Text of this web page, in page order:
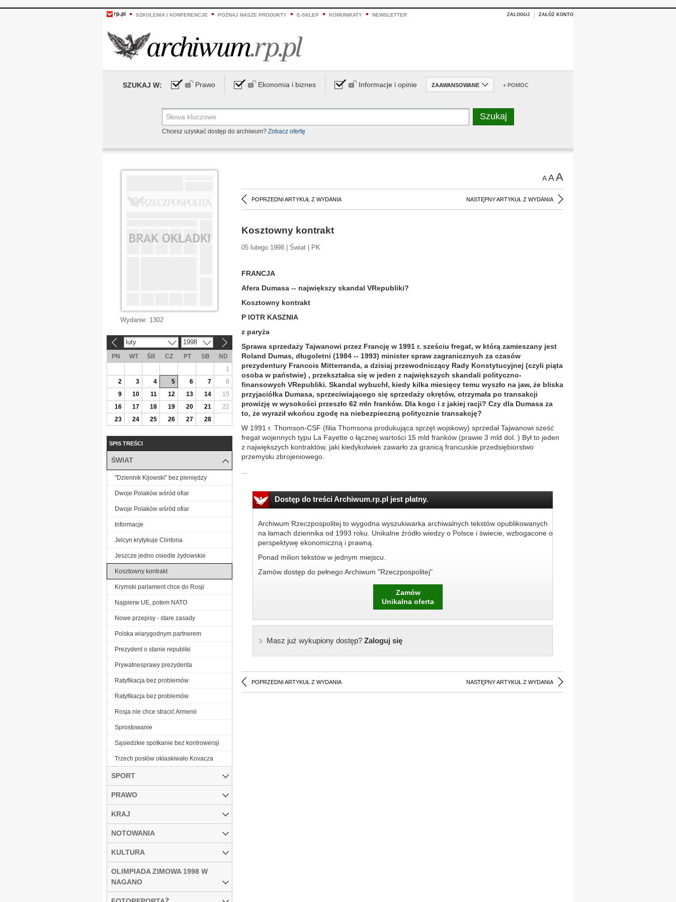
SZKOLENIA I KONFERENCJE POZNAJ NASZE PRODUKTY E-SKLEP KOMUNIKATY NEWSLETTER ZALOGUJ ZAŁÓŻ KONTO
SZUKAJ W: Prawo Ekonomia i biznes Informacje i opinie ZAAWANSOWANE + POMOC
Chcesz uzyskać dostęp do archiwum? Zobacz ofertę
AAA
POPRZEDNI ARTYKUŁ Z WYDANIA NASTĘPNY ARTYKUŁ Z WYDANIA
Kosztowny kontrakt
05 lutego 1998 | Świat | PK
FRANCJA
Afera Dumasa -- największy skandal VRepubliki?
Kosztowny kontrakt
P IOTR KASZNIA
z paryża
Sprawa sprzedaży Tajwanowi przez Francję w 1991 r. sześciu fregat, w którą zamieszany jest
Roland Dumas, długoletni (1984 -- 1993) minister spraw zagranicznych za czasów
prezydentury Francois Mitterranda, a dzisiaj przewodniczący Rady Konstytucyjnej (czyli piąta
osoba w państwie) , przekształca się w jeden z największych skandali polityczno-
finansowych VRepubliki. Skandal wybuchł, kiedy kilka miesięcy temu wyszło na jaw, że bliska
przyjaciółka Dumasa, sprzeciwiającego się sprzedaży okrętów, otrzymała po transakcji
prowizję w wysokości przeszło 62 mln franków. Dla kogo i z jakiej racji? Czy dla Dumasa za
to, że wyraził wkońcu zgodę na niebezpieczną politycznie transakcję?
W 1991 r. Thomson-CSF (filia Thomsona produkująca sprzęt wojskowy) sprzedał Tajwanowi sześć
fregat wojennych typu La Fayette o łącznej wartości 15 mld franków (prawie 3 mld dol. ) Był to jeden
z największych kontraktów, jaki kiedykolwiek zawarło za granicą francuskie przedsiębiorstwo
przemysłu zbrojeniowego.
Dostęp do treści Archiwum.rp.pl jest płatny.
Archiwum Rzeczpospolitej to wygodna wyszukiwarka archiwalnych tekstów opublikowanych
na łamach dziennika od 1993 roku. Unikalne źródło wiedzy o Polsce i świecie, wzbogacone o
perspektywę ekonomiczną i prawną.
Ponad milion tekstów w jednym miejscu.
Zamów dostęp do pełnego Archiwum "Rzeczpospolitej"
Zamów
Unikalna oferta
Masz już wykupiony dostęp?Zaloguj się
POPRZEDNI ARTYKUŁ Z WYDANIA NASTĘPNY ARTYKUŁ Z WYDANIA
Wydanie: 1302
luty 1998
PN WT ŚR CZ PT SB
ND
1
2
3 4 5 6 7
8
9
10 11 12 13 14
15
16
17 18 19 20 21
22
23
24 25 26 27 28
SPIS TREŚCI
ŚWIAT
"Dziennik Kijowski" bez pieniędzy
Dwoje Polaków wśród ofiar
Dwoje Polaków wśród ofiar
Informacje
Jelcyn krytykuje Clintona
Jeszcze jedno osiedle żydowskie
Kosztowny kontrakt
Krymski parlament chce do Rosji
Najpierw UE, potem NATO
Nowe przepisy - stare zasady
Polska wiarygodnym partnerem
Prezydent o stanie republiki
Prywatnesprawy prezydenta
Ratyfikacja bez problemów
Ratyfikacja bez problemów
Rosja nie chce stracić Armenii
Sprostowanie
Sąsiedzkie spotkanie bez kontrowersji
Trzech posłów oklaskiwało Kovacza
SPORT
PRAWO
KRAJ
NOTOWANIA
KULTURA
OLIMPIADA ZIMOWA 1998 W
NAGANO